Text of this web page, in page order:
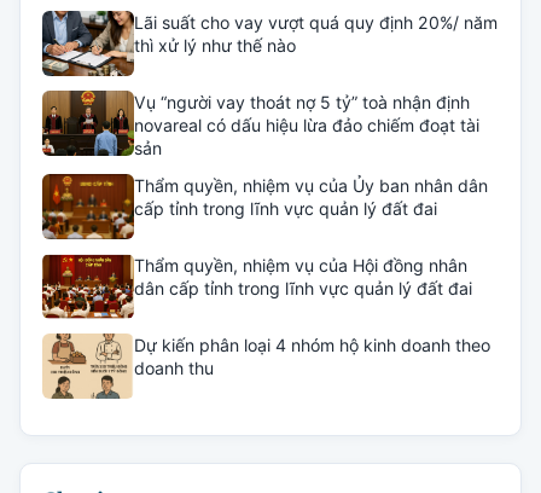
Lãi suất cho vay vượt quá quy định 20%/ năm
thì xử lý như thế nào
Vụ “người vay thoát nợ 5 tỷ” toà nhận định
novareal có dấu hiệu lừa đảo chiếm đoạt tài
sản
Thẩm quyền, nhiệm vụ của Ủy ban nhân dân
cấp tỉnh trong lĩnh vực quản lý đất đai
Thẩm quyền, nhiệm vụ của Hội đồng nhân
dân cấp tỉnh trong lĩnh vực quản lý đất đai
Dự kiến phân loại 4 nhóm hộ kinh doanh theo
doanh thu